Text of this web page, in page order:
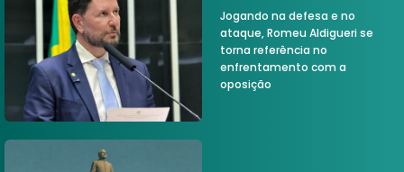
Jogando na defesa e no
ataque, Romeu Aldigueri se
torna referência no
enfrentamento com a
oposição